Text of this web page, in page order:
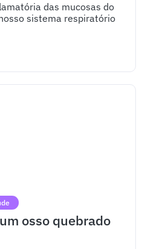
das mucosas do
sistema respiratório
osso quebrado